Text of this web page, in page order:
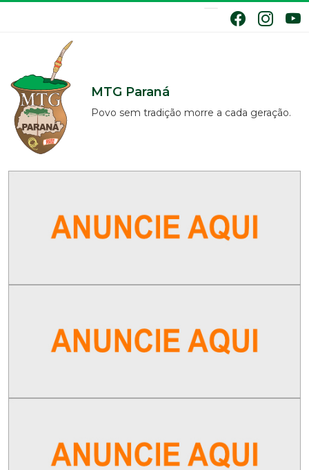
MTG Paraná
Povo sem tradição morre a cada geração.